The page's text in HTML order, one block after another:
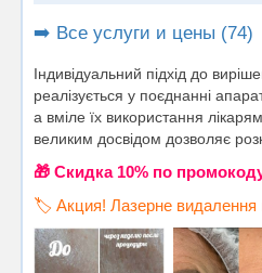
➡️ Все услуги и цены (74)
Індивідуальний підхід до
реалізується у поєднанні
а вміле їх використання
великим досвідом дозволяє
🎁 Cкидка 10% по
🏷️ Акция! Лазерне видалення